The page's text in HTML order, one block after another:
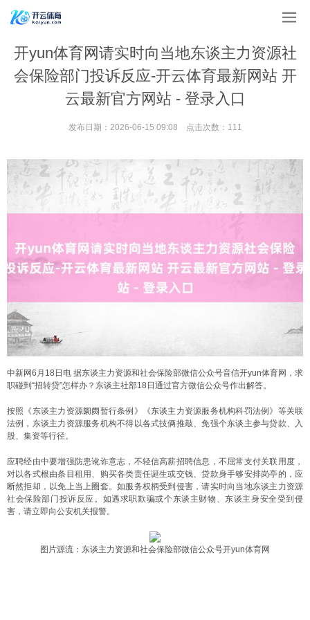
开yun体育网请实时向当地东谈主力资源社
会保险部门投诉反应-开云体育最新网站 开
云最新官方网站 - 登录入口
发布日期：2026-06-15 09:08 点击次数：111
中新网6月18日电 据东谈主力资源和社会保险部微信公众号音信开yun体育网，求
职碰到“招转贷”怎样办？东谈主社部18日通过官方微信公众号作出解答。
按照《东谈主力资源阛阓暂行条例》《东谈主力资源服务机构科罚法例》等关联
法例，东谈主力资源服务机构不得以各式技俩推敲、免强个东谈主参与贷款、入
股、集资等行径。
应聘经由中要增强防患讹诈意志，不轻信高薪招聘信息，不屈常支付关联用度，
对以各式根由条目租用、购买各类责任诞生或交钱、贷款身手够安排岗亭的，应
断然拒却，以免上当上圈套。如服务权柄受到侵害，请实时向当地东谈主力资源
社会保险部门投诉反应。如遇求职欺骗或个东谈主财物、东谈主身安全受到侵
害，请立即向公安机关报警。
图片源流：东谈主力资源和社会保险部微信公众号开yun体育网